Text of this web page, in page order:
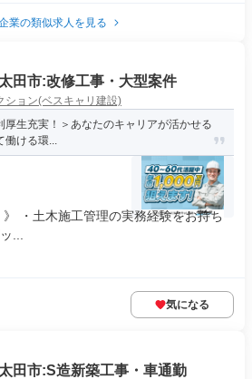
業の類似求人を見る
田市:改修工事・大型案件
ション(ベスキャリ建設)
厚生充実！＞あなたのキャリアが活かせる
働ける環...
・土木施工管理の実務経験をお持ち
...
気になる
田市:S造新築工事・車通勤